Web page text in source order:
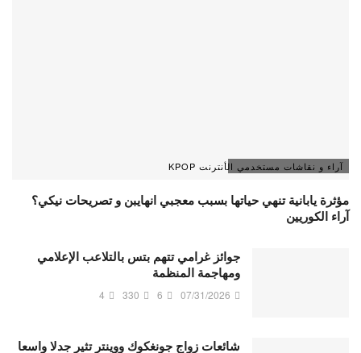
آراء و نقاشات مستخدمي الأنترنت KPOP
مؤثرة يابانية تنهي حياتها بسبب معجبي انهايبن و تصريحات نيكي؟
آراء الكوريين
جوائز غرامي تتهم بتس بالتلاعب الإعلامي
ومهاجمة المنظمة
07/31/2026
6
330
4
شائعات زواج جونغكوك ووينتر تثير جدلا واسعا